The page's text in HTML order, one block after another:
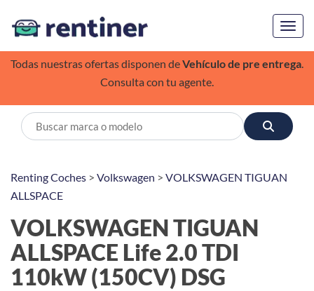
Todas nuestras ofertas disponen deVehículo de pre entrega.
Consulta con tu agente.
Renting Coches > Volkswagen > VOLKSWAGEN TIGUAN
ALLSPACE
VOLKSWAGEN TIGUAN
ALLSPACE Life 2.0 TDI
110kW (150CV) DSG